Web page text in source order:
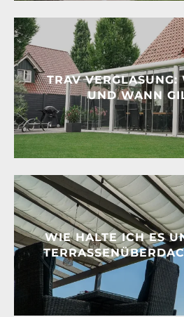
TRAV VERGLASUNG:
UND WANN
WIE HALTE ICH ES